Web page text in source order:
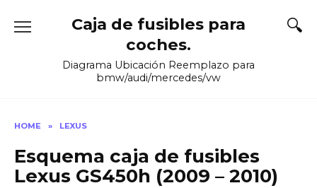
Caja de fusibles para
coches.
Diagrama Ubicación Reemplazo para
bmw/audi/mercedes/vw
HOME » LEXUS
Esquema caja de fusibles
Lexus GS450h (2009 – 2010)